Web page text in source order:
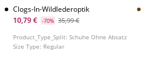
Clogs-In-Wildlederoptik
10,79 €
-70% 35,99 €
Product_Type_Split:Schuhe Ohne Absatz
Size Type: Regular